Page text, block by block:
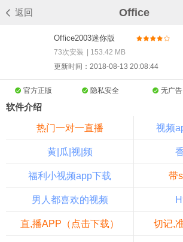
返回 Office
Office2003迷你版
v4.1.100.1332
73次安装
153.42 MB
更新时间：2018-08-13 20:08:44
官方正版 隐私安全 无广告
软件介绍
热门一对一直播 视频
黄|瓜|视|频
福利小视频app下载 带
男人都喜欢的视频
直,播APP（点击下载） 切记,